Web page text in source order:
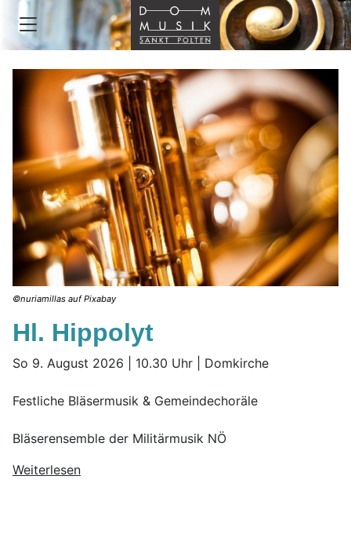
©nuriamillas auf Pixabay
Hl. Hippolyt
So 9. August 2026 | 10.30 Uhr | Domkirche
Festliche Bläsermusik & Gemeindechoräle
Bläserensemble der Militärmusik NÖ
Weiterlesen